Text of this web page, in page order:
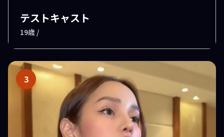
テストキャスト
19歳 /
3